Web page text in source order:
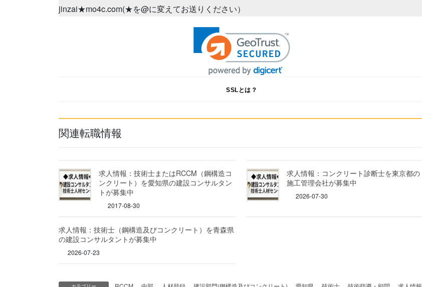
jinzai★mo4c.com(★を@に変えてお送りください）
SSLとは？
関連転職情報
求人情報：技術士またはRCCM（鋼構造コ
ンクリート）を愛知県の建設コンサルタン
トが募集中
2017-08-30
求人情報：コンクリート診断士を東京都の
施工管理会社が募集中
2026-07-30
求人情報：技術士（鋼構造及びコンクリート）を青森県
の建設コンサルタントが募集中
2026-07-23